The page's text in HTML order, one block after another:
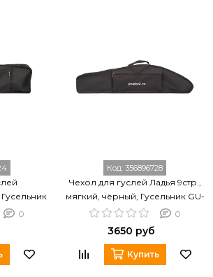
0
Код: 356896728
Чехол для гуслей Ладья 9стр.,
мягкий, чёрный, Гусельник GU-
00.03.09.00000 0
3650 руб
Купить